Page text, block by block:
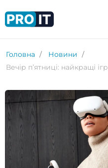
Головна
Новини